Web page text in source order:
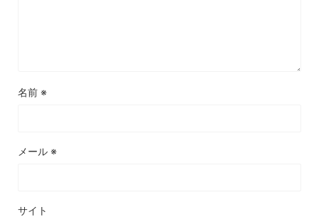
名前 ※
メール ※
サイト